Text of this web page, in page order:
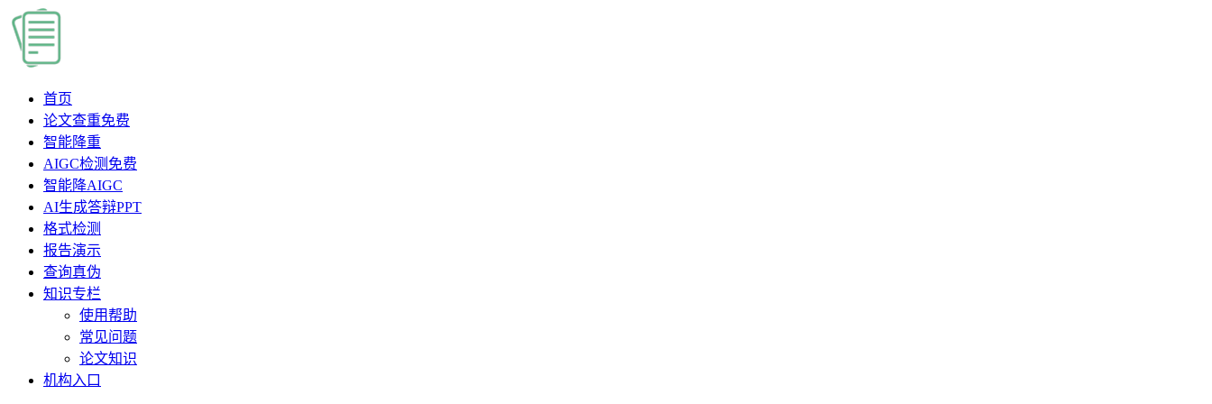
首页
论文查重免费
智能降重
AIGC检测 免费
智能降AIGC
AI生成答辩PPT
格式检测
报告演示
查询真伪
知识专栏
使用帮助
常见问题
论文知识
机构入口